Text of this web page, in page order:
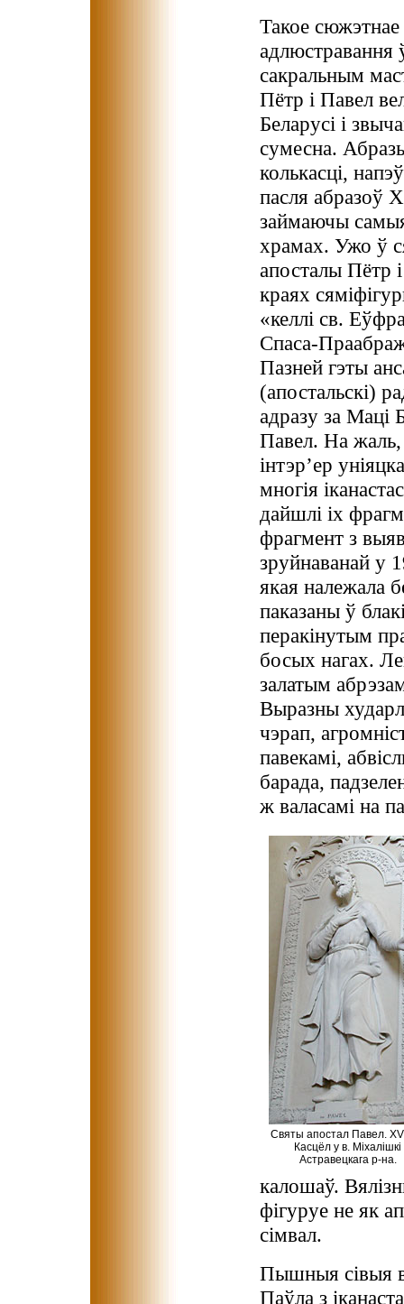
Такое
адлюстравання
сакральным
Пётр і Павел
Беларусі і
сумесна.
колькасці,
пасля абразоў
займаючы
храмах. Ужо ў
апосталы Пётр
краях
«келлі св.
Спаса-
Пазней гэты
(апостальскі)
адразу за Маці
Павел. На жаль,
інтэр’ер
многія
дайшлі іх
фрагмент з
зруйнаванай у
якая належала
паказаны ў
перакінутым
босых нагах.
залатым
Выразны
чэрап,
павекамі,
барада,
ж валасамі на
Святы апостал Павел.
Касцёл у в. Міхалішкі
Астравецкага р-на.
калошаў.
фігуруе не як
сімвал.
Пышныя сівыя
Паўла з